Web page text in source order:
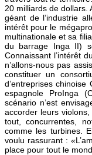
20 milliards de
géant de l’industrie
intérêt pour le
multinationale et sa
du barrage Inga II)
Connaissant l’intérêt
n’allons-nous pas
constituer un
d’entreprises
espagnole ProInga
scénario n’est
accorder leurs
tout, concurrentes,
comme les turbines.
voulu rassurant :«
place pour tout le